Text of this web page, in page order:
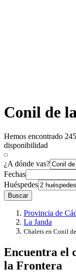
Conil de
Hemos encontrado
disponibilidad
¿A dónde vas?
Fechas
Huéspedes
Buscar
Provincia de
La Janda
Chalets en Conil
Encuentra el
la Frontera